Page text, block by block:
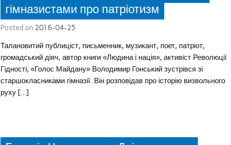
гімназистами про патріотизм
Posted on 2016-04-25
Талановитий публиціст, письменник, музикант, поет, патріот,
громадський діяч, автор книги «Людина і нація», активіст Революції
Гідності, «Голос Майдану» Володимир Гонський зустрівся зі
старшокласниками гімназії. Він розповідав про історію визвольного
руху […]